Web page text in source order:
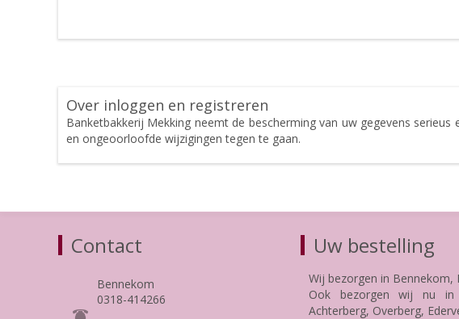
Over inloggen en registreren
Banketbakkerij Mekking neemt de bescherming van uw gegevens
en ongeoorloofde wijzigingen tegen te gaan.
Contact
Bennekom
0318-414266
Uw bestelling
Wij bezorgen in Bennekom,
Ook bezorgen wij nu in
Achterberg, Overberg,